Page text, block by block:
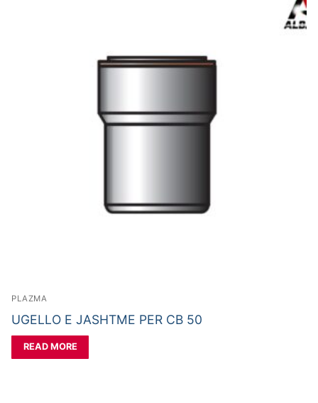
PLAZMA
UGELLO E JASHTME PER CB 50
READ MORE